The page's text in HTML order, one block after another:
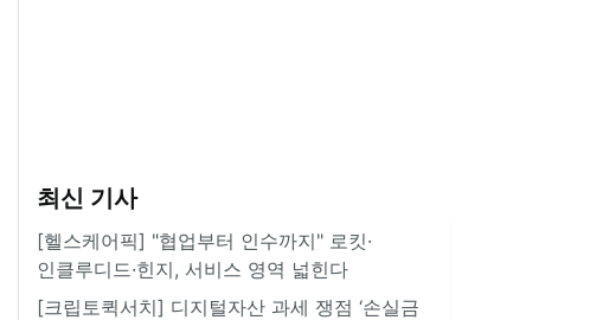
최신 기사
[헬스케어픽] "협업부터 인수까지" 로킷·
인클루디드·힌지, 서비스 영역 넓힌다
[크립토퀵서치] 디지털자산 과세 쟁점 ‘손실금